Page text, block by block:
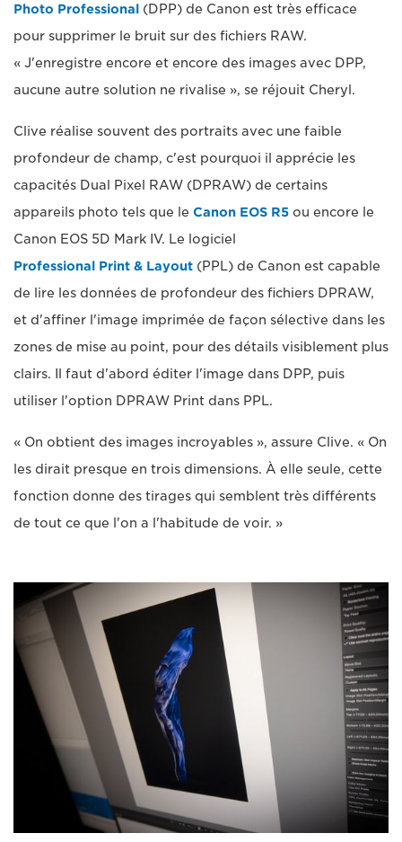
Photo Professional (DPP) de Canon est très efficace
pour supprimer le bruit sur des fichiers RAW.
« J'enregistre encore et encore des images avec DPP,
aucune autre solution ne rivalise », se réjouit Cheryl.
Clive réalise souvent des portraits avec une faible
profondeur de champ, c'est pourquoi il apprécie les
capacités Dual Pixel RAW (DPRAW) de certains
appareils photo tels que le Canon EOS R5 ou encore le
Canon EOS 5D Mark IV. Le logiciel
Professional Print & Layout (PPL) de Canon est capable
de lire les données de profondeur des fichiers DPRAW,
et d'affiner l'image imprimée de façon sélective dans les
zones de mise au point, pour des détails visiblement plus
clairs. Il faut d'abord éditer l'image dans DPP, puis
utiliser l'option DPRAW Print dans PPL.
« On obtient des images incroyables », assure Clive. « On
les dirait presque en trois dimensions. À elle seule, cette
fonction donne des tirages qui semblent très différents
de tout ce que l'on a l'habitude de voir. »